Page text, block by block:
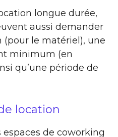
longue durée,
aussi demander
le matériel), une
minimum (en
qu’une période de
location
de coworking